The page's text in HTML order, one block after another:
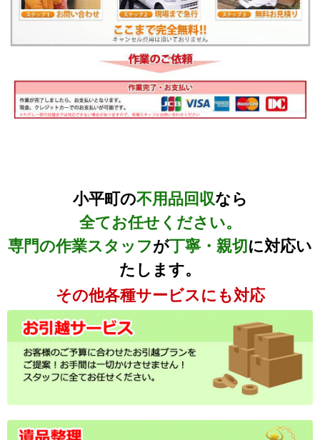
小平町の不用品回収なら
全てお任せください。
専門の作業スタッフが丁寧・親切 に対応い
たします。
その他各種サービスにも対応